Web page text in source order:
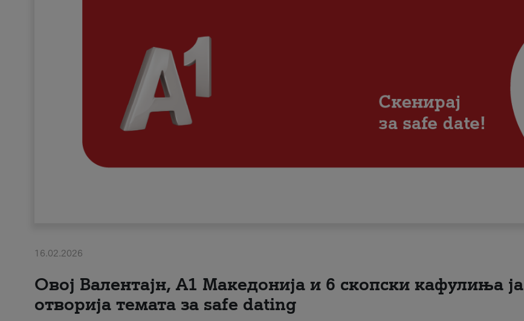
16.02.2026
Овој Валентајн, A1 Македонија и 6 скопски кафулиња ја
отворија темата за safe dating